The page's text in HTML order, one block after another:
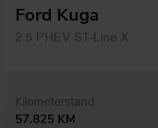
Ford Kuga
2.5 PHEV ST-Line X
Kilometerstand
57.825 KM